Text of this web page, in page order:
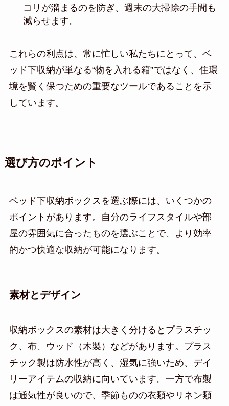
コリが溜まるのを防ぎ、週末の大掃除の手間も
減らせます。
これらの利点は、常に忙しい私たちにとって、ベ
ッド下収納が単なる“物を入れる箱”ではなく、住環
境を賢く保つための重要なツールであることを示
しています。
選び方のポイント
ベッド下収納ボックスを選ぶ際には、いくつかの
ポイントがあります。自分のライフスタイルや部
屋の雰囲気に合ったものを選ぶことで、より効率
的かつ快適な収納が可能になります。
素材とデザイン
収納ボックスの素材は大きく分けるとプラスチッ
ク、布、ウッド（木製）などがあります。プラス
チック製は防水性が高く、湿気に強いため、デイ
リーアイテムの収納に向いています。一方で布製
は通気性が良いので、季節ものの衣類やリネン類